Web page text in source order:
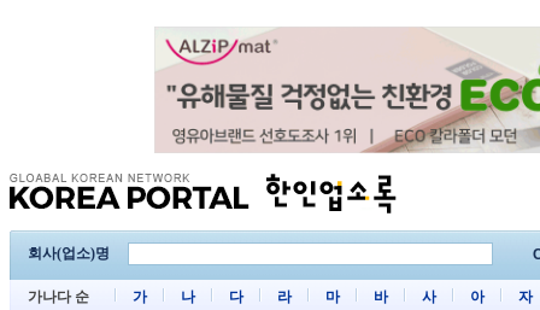
회사(업소)명
가나다 순 가 나 다 라 마 바 사 아 자